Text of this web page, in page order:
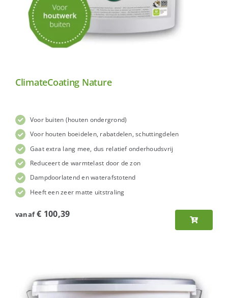
ClimateCoating Nature
Voor buiten (houten ondergrond)
Voor houten boeidelen, rabatdelen, schuttingdelen
Gaat extra lang mee, dus relatief onderhoudsvrij
Reduceert de warmtelast door de zon
Dampdoorlatend en waterafstotend
Heeft een zeer matte uitstraling
vanaf € 100,39